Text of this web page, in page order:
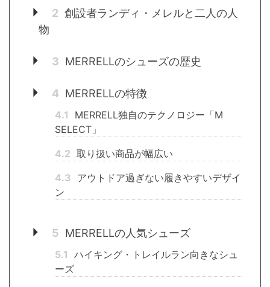
2 創設者ランディ・メレルと二人の人
物
3 MERRELLのシューズの歴史
4 MERRELLの特徴
4.1
MERRELL独自のテクノロジー「M
SELECT」
4.2 取り扱い商品が幅広い
4.3 アウトドア過ぎない履きやすいデザイ
ン
5 MERRELLの人気シューズ
5.1 ハイキング・トレイルラン向きなシュ
ーズ